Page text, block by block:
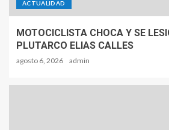
ACTUALIDAD
MOTOCICLISTA CHOCA Y SE
PLUTARCO ELIAS CALLES
agosto 6, 2026 admin